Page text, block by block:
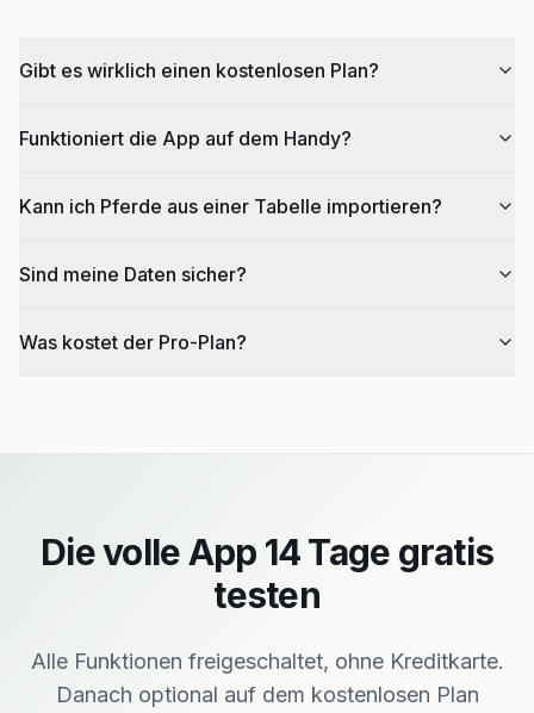
Gibt es wirklich einen kostenlosen Plan?
Funktioniert die App auf dem Handy?
Kann ich Pferde aus einer Tabelle importieren?
Sind meine Daten sicher?
Was kostet der Pro-Plan?
Die volle App 14 Tage gratis
testen
Alle Funktionen freigeschaltet, ohne Kreditkarte.
Danach optional auf dem kostenlosen Plan